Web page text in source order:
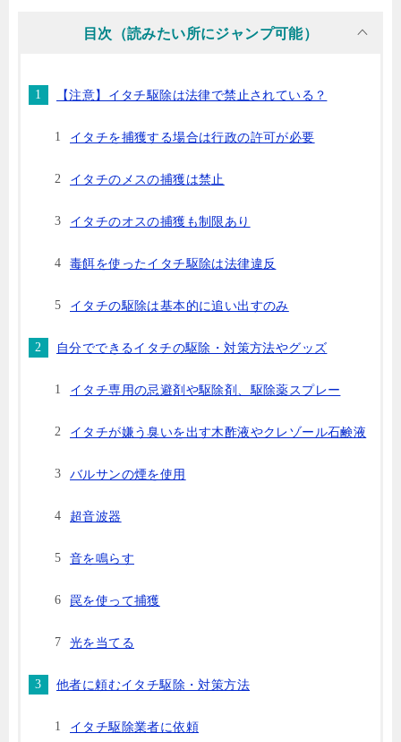
目次（読みたい所にジャンプ可能）
【注意】イタチ駆除は法律で禁止されている？
イタチを捕獲する場合は行政の許可が必要
イタチのメスの捕獲は禁止
イタチのオスの捕獲も制限あり
毒餌を使ったイタチ駆除は法律違反
イタチの駆除は基本的に追い出すのみ
自分でできるイタチの駆除・対策方法やグッズ
イタチ専用の忌避剤や駆除剤、駆除薬スプレー
イタチが嫌う臭いを出す木酢液やクレゾール石鹸液
バルサンの煙を使用
超音波器
音を鳴らす
罠を使って捕獲
光を当てる
他者に頼むイタチ駆除・対策方法
イタチ駆除業者に依頼